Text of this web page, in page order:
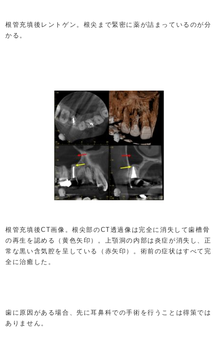
根管充填後レントゲン。根尖まで緊密に薬が詰まっているのが分
かる。
根管充填後CT画像。根尖部のCT透過像は完全に消失して歯槽骨
の再生を認める（黄色矢印）。上顎洞の内部は炎症が消失し、正
常な黒い含気腔を呈している（赤矢印）。術前の症状はすべて完
全に治癒した。
歯に原因がある場合、先に耳鼻科での手術を行うことは得策では
ありません。